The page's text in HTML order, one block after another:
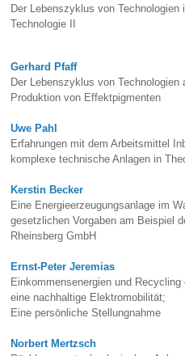
Der Lebenszyklus von Technologien
Technologie II
Gerhard Pfaff
Der Lebenszyklus von
Produktion von Effektpigmenten
Uwe Pahl
Erfahrungen mit dem Arbeitsmittel
komplexe technische Anlagen in
Kerstin Becker
Eine Energieerzeugungsanlage im
gesetzlichen Vorgaben am Beispiel
Rheinsberg GmbH
Ernst-Peter Jeremias
Einkommensenergien und
eine nachhaltige Elektromobilität;
Eine persönliche Stellungnahme
Norbert Mertzsch